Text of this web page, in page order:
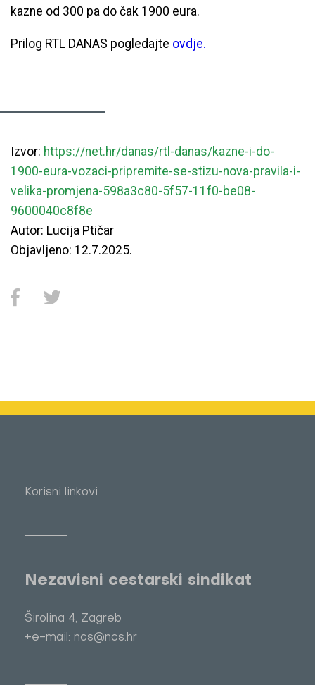
kazne od 300 pa do čak 1900 eura.
Prilog RTL DANAS pogledajte ovdje.
Izvor: https://net.hr/danas/rtl-danas/kazne-i-do-
1900-eura-vozaci-pripremite-se-stizu-nova-pravila-i-
velika-promjena-598a3c80-5f57-11f0-be08-
9600040c8f8e
Autor: Lucija Ptičar
Objavljeno: 12.7.2025.
Korisni linkovi
Nezavisni cestarski sindikat
Širolina 4, Zagreb
+e-mail: ncs@ncs.hr